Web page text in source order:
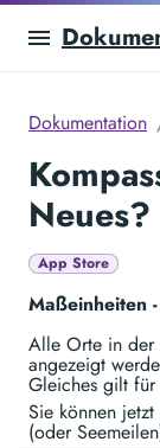
Dokumentation
Neues?
App Store
Maßeinheiten
Alle Orte in der
angezeigt
Gleiches gilt
Sie können
(oder